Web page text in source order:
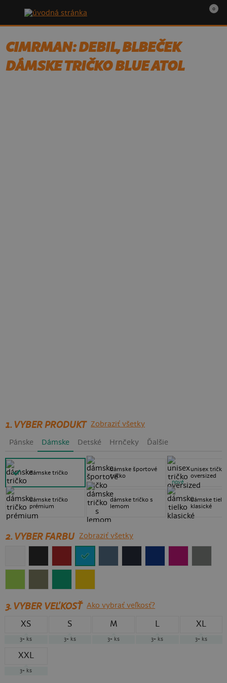
0
CIMRMAN: DEBIL, BLBEČEK
DÁMSKE TRIČKO BLUE ATOL
1. VYBER PRODUKT Zobraziť všetky
Pánske Dámske Detské Hrnčeky Ďalšie
dámske tričko
dámske tričko
prémium
dámske športové
tričko
dámske tričko s
lemom
unisex tričko
oversized
nové
dámske
klasické
2. VYBER FARBU Zobraziť všetky
3.VYBER VEĽKOSŤ Ako vybrať veľkosť?
XS
3+ ks
S
3+ ks
M
3+ ks
L
3+ ks
XL
3+ ks
XXL
3+ ks